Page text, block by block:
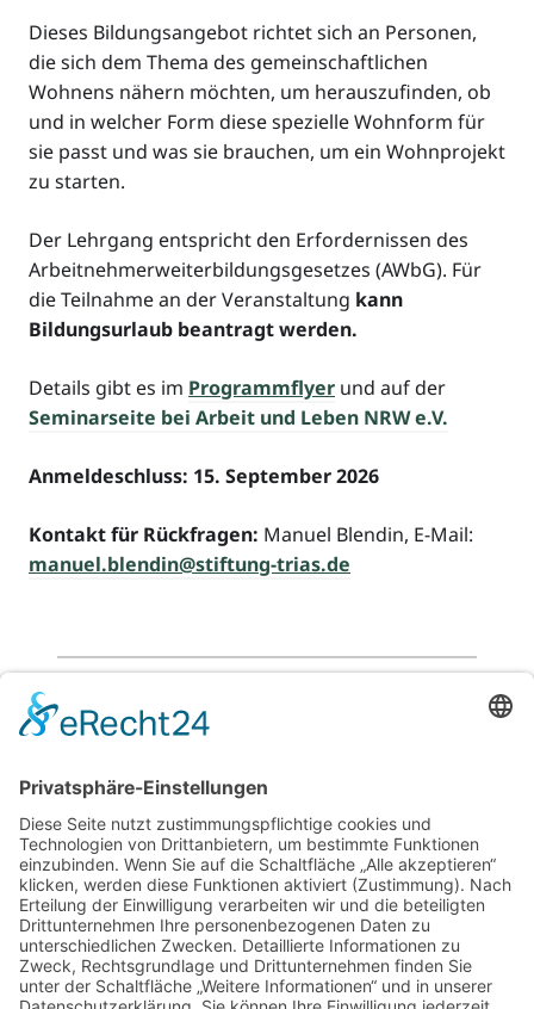
Dieses Bildungsangebot richtet sich an Personen,
die sich dem Thema des gemeinschaftlichen
Wohnens nähern möchten, um herauszufinden, ob
und in welcher Form diese spezielle Wohnform für
sie passt und was sie brauchen, um ein Wohnprojekt
zu starten.
Der Lehrgang entspricht den Erfordernissen des
Arbeitnehmerweiterbildungsgesetzes (AWbG). Für
die Teilnahme an der Veranstaltung kann
Bildungsurlaub beantragt werden.
Details gibt es im Programmflyer und auf der
Seminarseite bei Arbeit und Leben NRW e.V.
Anmeldeschluss: 15. September 2026
Kontakt für Rückfragen: Manuel Blendin, E-Mail:
manuel.blendin@stiftung-trias.de
Für Beratende
Kontakt
Über uns